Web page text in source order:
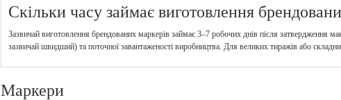
Скільки часу займає виготовлення
Зазвичай виготовлення брендованих маркерів займає 3–7 робочих днів після затвердження
зазвичай швидший) та поточної завантаженості виробництва. Для великих тиражів або
Маркери